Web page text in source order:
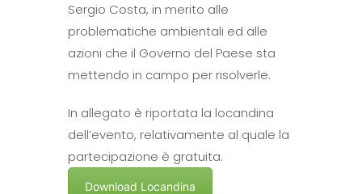
Sergio Costa, in merito alle
problematiche ambientali ed alle
azioni che il Governo del Paese sta
mettendo in campo per risolverle.
In allegato è riportata la locandina
dell’evento, relativamente al quale la
partecipazione è gratuita.
Download Locandina